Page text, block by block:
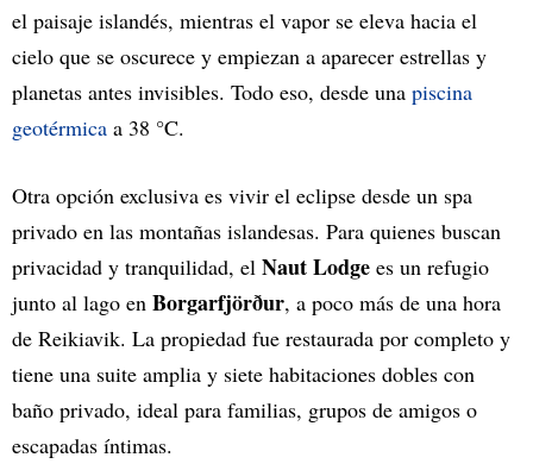
el paisaje islandés, mientras el vapor se eleva hacia el
cielo que se oscurece y empiezan a aparecer estrellas y
planetas antes invisibles. Todo eso, desde una piscina
geotérmica a 38 °C.
Otra opción exclusiva es vivir el eclipse desde un spa
privado en las montañas islandesas. Para quienes buscan
privacidad y tranquilidad, el Naut Lodge es un refugio
junto al lago en Borgarfjörður, a poco más de una hora
de Reikiavik. La propiedad fue restaurada por completo y
tiene una suite amplia y siete habitaciones dobles con
baño privado, ideal para familias, grupos de amigos o
escapadas íntimas.